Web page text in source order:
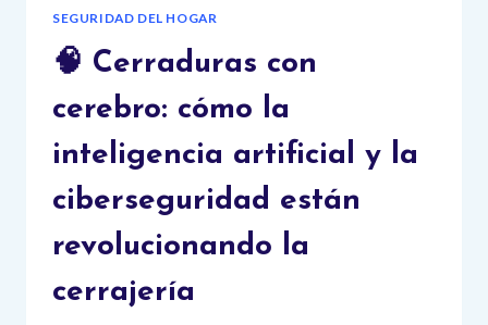
SEGURIDAD DEL HOGAR
🧠 Cerraduras con
cerebro: cómo la
inteligencia artificial y la
ciberseguridad están
revolucionando la
cerrajería